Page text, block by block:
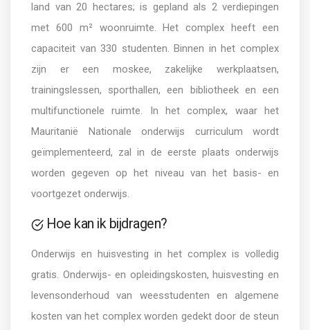
land van 20 hectares; is gepland als 2 verdiepingen
met 600 m² woonruimte. Het complex heeft een
capaciteit van 330 studenten. Binnen in het complex
zijn er een moskee, zakelijke werkplaatsen,
trainingslessen, sporthallen, een bibliotheek en een
multifunctionele ruimte. In het complex, waar het
Mauritanië Nationale onderwijs curriculum wordt
geïmplementeerd, zal in de eerste plaats onderwijs
worden gegeven op het niveau van het basis- en
voortgezet onderwijs.
Hoe kan ik bijdragen?
Onderwijs en huisvesting in het complex is volledig
gratis. Onderwijs- en opleidingskosten, huisvesting en
levensonderhoud van weesstudenten en algemene
kosten van het complex worden gedekt door de steun